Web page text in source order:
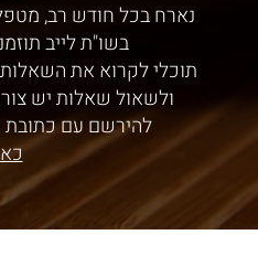
נארח בכל חודש רב,
בשו"ת לייב
תוכלי לקרוא את
ולשאול שאלות יש
להירשם עם כתובת